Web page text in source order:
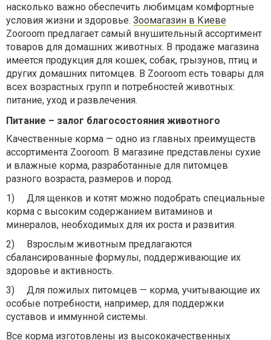
насколько важно обеспечить любимцам комфортные
условия жизни и здоровье. Зоомагазин в Киеве
Zooroom предлагает самый внушительный ассортимент
товаров для домашних животных. В продаже магазина
имеется продукция для кошек, собак, грызунов, птиц и
других домашних питомцев. В Zooroom есть товары для
всех возрастных групп и потребностей животных:
питание, уход и развлечения.
Питание – залог благосостояния животного
Качественные корма — одно из главных преимуществ
ассортимента Zooroom. В магазине представлены сухие
и влажные корма, разработанные для питомцев
разного возраста, размеров и пород.
1)
Для щенков и котят можно подобрать специальные
корма с высоким содержанием витаминов и
минералов, необходимых для их роста и развития.
2)
Взрослым животным предлагаются
сбалансированные формулы, поддерживающие их
здоровье и активность.
3)
Для пожилых питомцев — корма, учитывающие их
особые потребности, например, для поддержки
суставов и иммунной системы.
Все корма изготовлены из высококачественных